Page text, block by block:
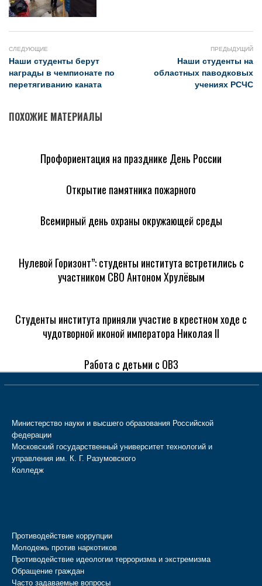
СЛЕДУЮЩИЕ
Наши студенты берут
награды в чемпионате по
перетягиванию каната
ПРЕДЫДУЩИЙ
Наши студенты на
областных паводковых
учениях РСЧС
ПОХОЖИЕ МАТЕРИАЛЫ
Профориентация на празднике День России
Открытие памятника пожарного
Всемирный день охраны окружающей среды
Нулевой Горизонт”: студенты института встретились с
участником СВО Антоном Хрулёвым
Студенты института приняли участие в крестном ходе с
чудотворной иконой императора Николая II
Работа с детьми с ОВЗ
Министерство науки и высшего образования Российской
федерации
Московский государственный университет технологий и
управления им. К. Г. Разумовского
Колледж
Противодействие коррупции
Молодежь против наркотиков
Противодействие идеологии терроризма и экстремизма
Обращение граждан
Часто задаваемые вопросы